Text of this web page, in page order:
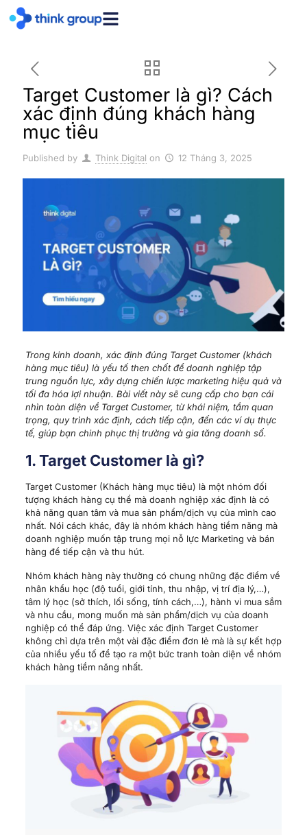
Target Customer là gì? Cách
xác định đúng khách hàng
mục tiêu
Published by Think Digital on 12 Tháng 3, 2025
Trong kinh doanh, xác định đúng Target Customer (khách
hàng mục tiêu) là yếu tố then chốt để doanh nghiệp tập
trung nguồn lực, xây dựng chiến lược marketing hiệu quả và
tối đa hóa lợi nhuận. Bài viết này sẽ cung cấp cho bạn cái
nhìn toàn diện về Target Customer, từ khái niệm, tầm quan
trọng, quy trình xác định, cách tiếp cận, đến các ví dụ thực
tế, giúp bạn chinh phục thị trường và gia tăng doanh số.
1. Target Customer là gì?
Target Customer (Khách hàng mục tiêu) là một nhóm đối
tượng khách hàng cụ thể mà doanh nghiệp xác định là có
khả năng quan tâm và mua sản phẩm/dịch vụ của mình cao
nhất. Nói cách khác, đây là nhóm khách hàng tiềm năng mà
doanh nghiệp muốn tập trung mọi nỗ lực Marketing và bán
hàng để tiếp cận và thu hút.
Nhóm khách hàng này thường có chung những đặc điểm về
nhân khẩu học (độ tuổi, giới tính, thu nhập, vị trí địa lý,…),
tâm lý học (sở thích, lối sống, tính cách,…), hành vi mua sắm
và nhu cầu, mong muốn mà sản phẩm/dịch vụ của doanh
nghiệp có thể đáp ứng. Việc xác định Target Customer
không chỉ dựa trên một vài đặc điểm đơn lẻ mà là sự kết hợp
của nhiều yếu tố để tạo ra một bức tranh toàn diện về nhóm
khách hàng tiềm năng nhất.